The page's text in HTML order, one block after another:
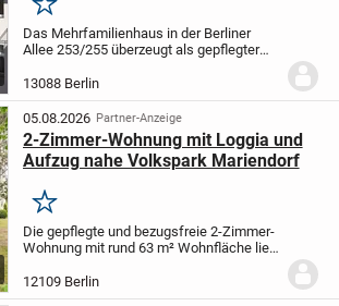
Merken
Das Mehrfamilienhaus in der Berliner
Allee 253/255 überzeugt als gepflegter
Lage von Berlin-Weißensee. Das um 1910
errichtete, voll unterkellerte Eckgebäude...
13088 Berlin
05.08.2026 Partner-Anzeige
2-Zimmer-Wohnung mit Loggia und
Aufzug nahe Volkspark Mariendorf
Merken
Die gepflegte und bezugsfreie 2-Zimmer-
Wohnung mit rund 63 m² Wohnfläche liegt
errichteten Mehrfamilienhauses in einem
ruhigen, gewachsenen Wohngebiet von...
12109 Berlin